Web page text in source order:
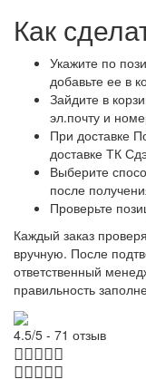
Как
Укажите по
добавьте ее в
Зайдите в
эл.почту и
При доставке
доставке ТК
Выберите
после
Проверьте
Каждый заказ
вручную. После
ответственный
правильность
4.5/5 - 71 отзыв